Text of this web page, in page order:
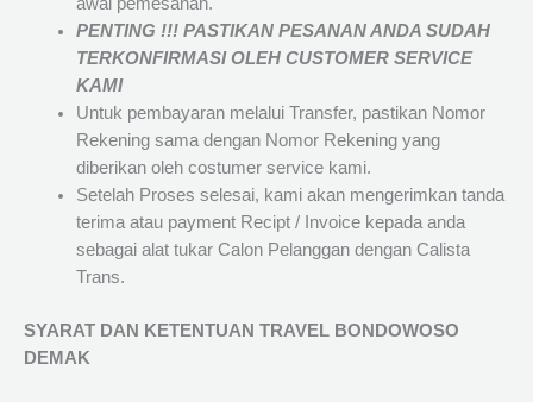
PENTING !!! PASTIKAN PESANAN ANDA SUDAH
TERKONFIRMASI OLEH CUSTOMER SERVICE
KAMI
Untuk pembayaran melalui Transfer, pastikan Nomor
Rekening sama dengan Nomor Rekening yang
diberikan oleh costumer service kami.
Setelah Proses selesai, kami akan mengerimkan tanda
terima atau payment Recipt / Invoice kepada anda
sebagai alat tukar Calon Pelanggan dengan Calista
Trans.
SYARAT DAN KETENTUAN TRAVEL BONDOWOSO
DEMAK